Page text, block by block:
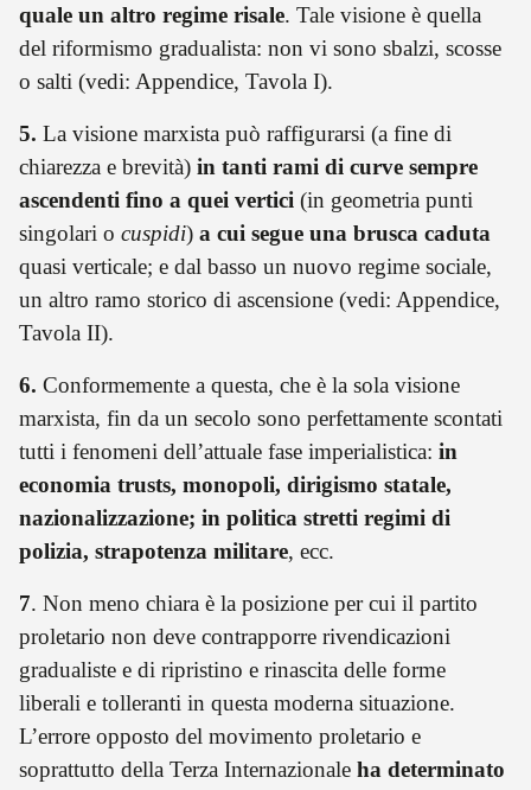
quale un altro regime risale. Tale visione è quella
del riformismo gradualista: non vi sono sbalzi, scosse
o salti (vedi: Appendice, Tavola I).
5. La visione marxista può raffigurarsi (a fine di
chiarezza e brevità) in tanti rami di curve sempre
ascendenti fino a quei vertici (in geometria punti
singolari o cuspidi) a cui segue una brusca caduta
quasi verticale; e dal basso un nuovo regime sociale,
un altro ramo storico di ascensione (vedi: Appendice,
Tavola II).
6. Conformemente a questa, che è la sola visione
marxista, fin da un secolo sono perfettamente scontati
tutti i fenomeni dell’attuale fase imperialistica: in
economia trusts, monopoli, dirigismo statale,
nazionalizzazione; in politica stretti regimi di
polizia, strapotenza militare, ecc.
7. Non meno chiara è la posizione per cui il partito
proletario non deve contrapporre rivendicazioni
gradualiste e di ripristino e rinascita delle forme
liberali e tolleranti in questa moderna situazione.
L’errore opposto del movimento proletario e
soprattutto della Terza Internazionale ha determinato